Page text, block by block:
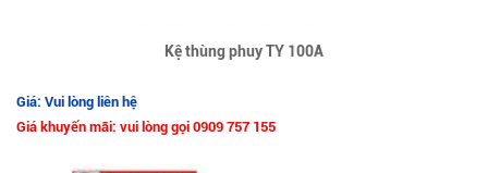
Kệ thùng phuy TY 100A
Giá: Vui lòng liên hệ
Giá khuyến mãi: vui lòng gọi 0909 757 155